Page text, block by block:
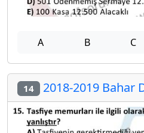
A B C
14 2018-2019 Bahar